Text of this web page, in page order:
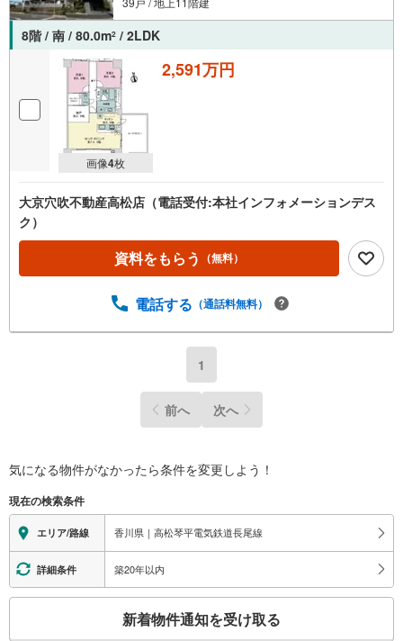
8階 / 南 / 80.0m2 / 2LDK
画像4枚
2,591万円
大京穴吹不動産高松店（電話受付:本社インフォメーションデス
ク）
資料をもらう （無料）
電話する （通話料無料）
1
前へ 次へ
気になる物件がなかったら条件を変更しよう！
現在の検索条件
エリア/路線 香川県｜高松琴平電気鉄道長尾線
詳細条件 築20年以内
新着物件通知を受け取る